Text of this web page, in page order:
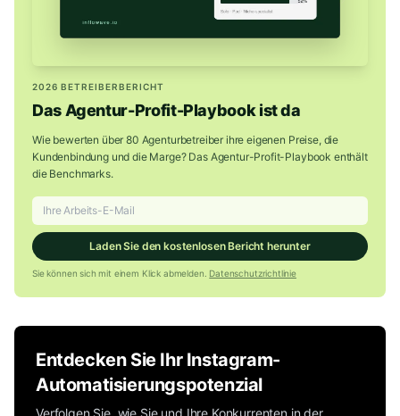
2026 BETREIBERBERICHT
Das Agentur-Profit-Playbook ist da
Wie bewerten über 80 Agenturbetreiber ihre eigenen Preise, die
Kundenbindung und die Marge? Das Agentur-Profit-Playbook enthält
die Benchmarks.
Laden Sie den kostenlosen Bericht herunter
Sie können sich mit einem Klick abmelden. Datenschutzrichtlinie
Entdecken Sie Ihr Instagram-
Automatisierungspotenzial
Verfolgen Sie, wie Sie und Ihre Konkurrenten in der